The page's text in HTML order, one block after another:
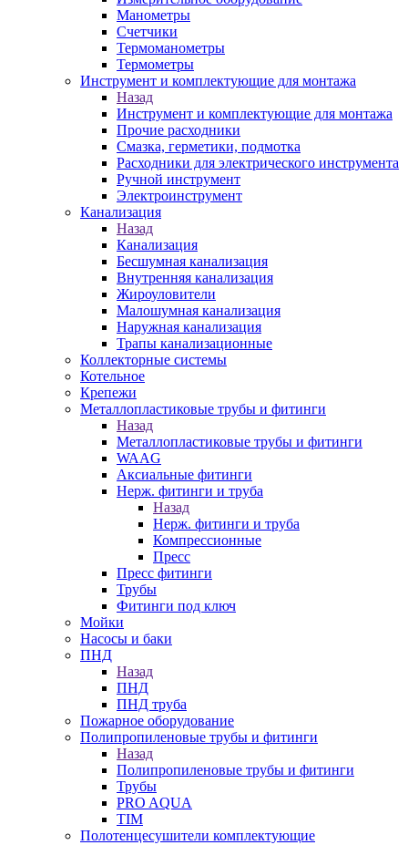
Манометры
Счетчики
Термоманометры
Термометры
Инструмент и комплектующие для монтажа
Назад
Инструмент и комплектующие для монтажа
Прочие расходники
Смазка, герметики, подмотка
Расходники для электрического инструмента
Ручной инструмент
Электроинструмент
Канализация
Назад
Канализация
Бесшумная канализация
Внутренняя канализация
Жироуловители
Малошумная канализация
Наружная канализация
Трапы канализационные
Коллекторные системы
Котельное
Крепежи
Металлопластиковые трубы и фитинги
Назад
Металлопластиковые трубы и фитинги
WAAG
Аксиальные фитинги
Нерж. фитинги и труба
Назад
Нерж. фитинги и труба
Компрессионные
Пресс
Пресс фитинги
Трубы
Фитинги под ключ
Мойки
Насосы и баки
ПНД
Назад
ПНД
ПНД труба
Пожарное оборудование
Полипропиленовые трубы и фитинги
Назад
Полипропиленовые трубы и фитинги
Трубы
PRO AQUA
TIM
Полотенцесушители комплектующие